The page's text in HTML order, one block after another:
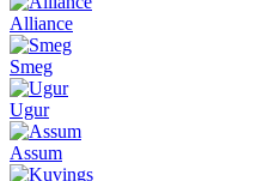
Alliance
Smeg
Ugur
Assum